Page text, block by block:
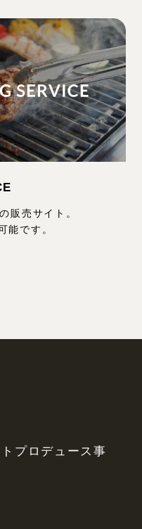
販売サイト。
能です。
プロデュース事